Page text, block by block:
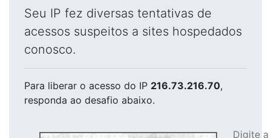
Seu IP fez diversas tentativas de
acessos suspeitos a sites hospedados
conosco.
Para liberar o acesso do IP 216.73.216.70,
responda ao desafio abaixo.
Digite